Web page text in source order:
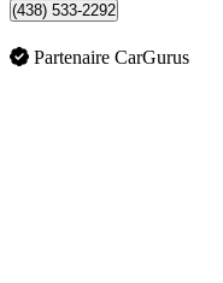
(438) 533-2292
Partenaire CarGurus